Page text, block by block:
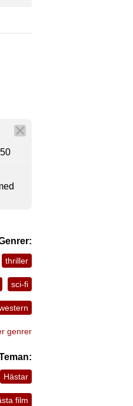
thriller
sci-fi
genrer
Hästar
film